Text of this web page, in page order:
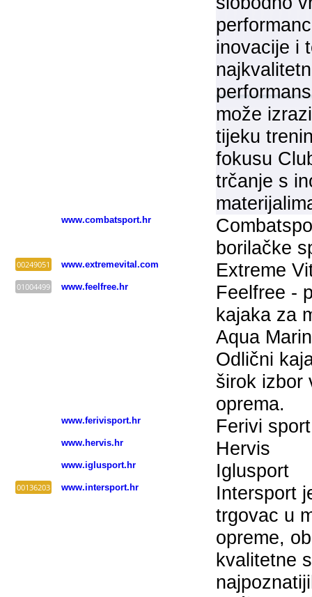
inovacije i
može
tijeku
fokusu
trčanje s
www.combatsport.hr
borilačke
00249051 www.extremevital.com Extreme
01004499 www.feelfree.hr
Feelfree -
kajaka za
Aqua
Odlični
širok izbor
oprema.
www.ferivisport.hr Ferivi sport
www.hervis.hr Hervis
www.iglusport.hr Iglusport
00136203 www.intersport.hr
Intersport
trgovac u
opreme,
kvalitetne